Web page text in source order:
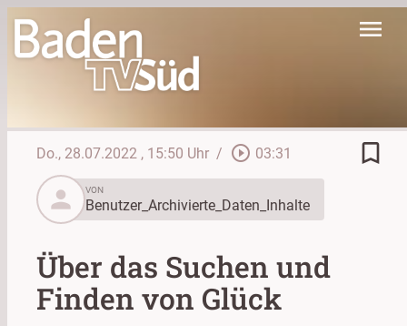
menu
Do., 28.07.2022 , 15:50 Uhr / play_circle_outline 03:31
bookmark_border
person
VON
Benutzer_Archivierte_Daten_Inhalte
Über das Suchen und
Finden von Glück